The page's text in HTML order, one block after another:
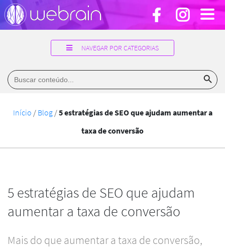
NAVEGAR POR CATEGORIAS
Search
for:
Search Button
Início / Blog/5 estratégias de SEO que ajudam aumentar a
taxa de conversão
5 estratégias de SEO que ajudam
aumentar a taxa de conversão
Mais do que aumentar a taxa de conversão,